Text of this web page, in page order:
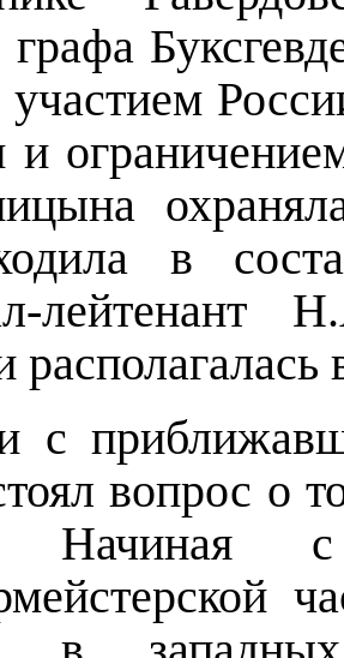
участием
и
в
с
вопрос о
Начиная